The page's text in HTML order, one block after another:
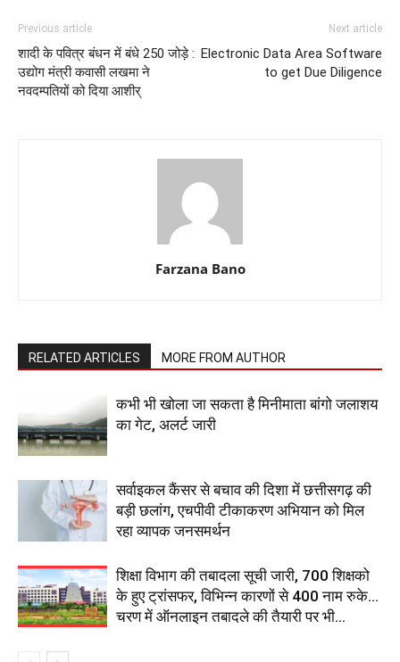
Previous article
शादी के पवित्र बंधन में बंधे 250 जोड़े :
उद्योग मंत्री कवासी लखमा ने
नवदम्पतियों को दिया आशीर्
Next article
Electronic Data Area Software
to get Due Diligence
Farzana Bano
RELATED ARTICLES MORE FROM AUTHOR
कभी भी खोला जा सकता है मिनीमाता बांगो जलाशय
का गेट, अलर्ट जारी
सर्वाइकल कैंसर से बचाव की दिशा में छत्तीसगढ़ की
बड़ी छलांग, एचपीवी टीकाकरण अभियान को मिल
रहा व्यापक जनसमर्थन
शिक्षा विभाग की तबादला सूची जारी, 700 शिक्षको
के हुए ट्रांसफर, विभिन्न कारणों से 400 नाम रुके…
चरण में ऑनलाइन तबादले की तैयारी पर भी...